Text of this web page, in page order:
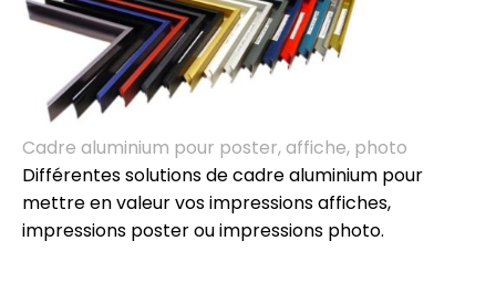
Cadre aluminium pour poster, affiche, photo
Différentes solutions de cadre aluminium pour
mettre en valeur vos impressions affiches,
impressions poster ou impressions photo.